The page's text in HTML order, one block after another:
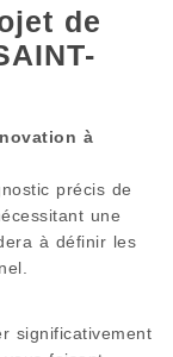
de
à
précis de
une
à définir les
significativement